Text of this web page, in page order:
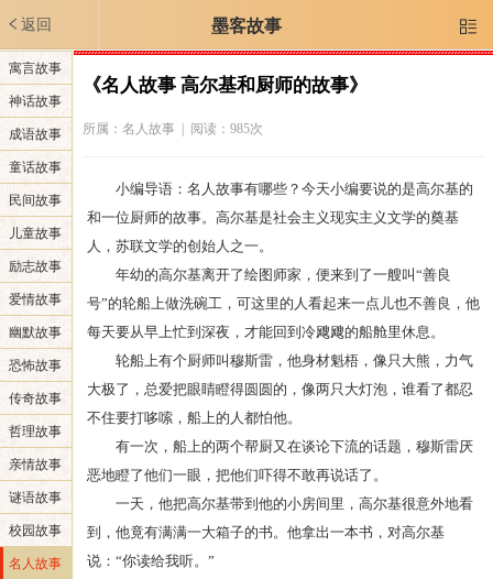
返回 墨客故事 
寓言故事
神话故事
成语故事
童话故事
民间故事
儿童故事
励志故事
爱情故事
幽默故事
恐怖故事
传奇故事
哲理故事
亲情故事
谜语故事
校园故事
名人故事
《名人故事 高尔基和厨师的故事》
所属： 名人故事| 阅读：985次
小编导语：名人故事有哪些？今天小编要说的是高尔基的
和一位厨师的故事。高尔基是社会主义现实主义文学的奠基
人，苏联文学的创始人之一。
年幼的高尔基离开了绘图师家，便来到了一艘叫“善良
号”的轮船上做洗碗工，可这里的人看起来一点儿也不善良，他
每天要从早上忙到深夜，才能回到冷飕飕的船舱里休息。
轮船上有个厨师叫穆斯雷，他身材魁梧，像只大熊，力气
大极了，总爱把眼睛瞪得圆圆的，像两只大灯泡，谁看了都忍
不住要打哆嗦，船上的人都怕他。
有一次，船上的两个帮厨又在谈论下流的话题，穆斯雷厌
恶地瞪了他们一眼，把他们吓得不敢再说话了。
一天，他把高尔基带到他的小房间里，高尔基很意外地看
到，他竟有满满一大箱子的书。他拿出一本书，对高尔基
说：“你读给我听。”